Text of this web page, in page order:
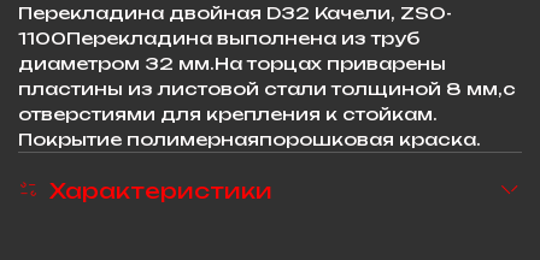
Перекладина двойная D32 Качели, ZSO-
1100Перекладина выполнена из труб
диаметром 32 мм.На торцах приварены
пластины из листовой стали толщиной 8 мм,с
отверстиями для крепления к стойкам.
Покрытие полимернаяпорошковая краска.
Характеристики